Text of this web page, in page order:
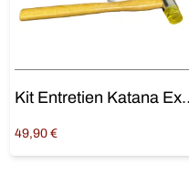
Kit
49,90 €
Ajouter au panier